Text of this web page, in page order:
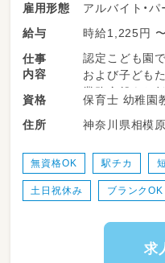
雇用形態
アルバイト・パ
給与
時給1,225円
仕事
内容
認定こども園
および子ども
業務全般をお
正職員さんの
補助業務が中
朝の登園時に
お出迎え・受
室内での自由
戸外活動にお
資格
住所
神奈川県相模
無資格OK 駅チカ
土日祝休み ブランクOK
求